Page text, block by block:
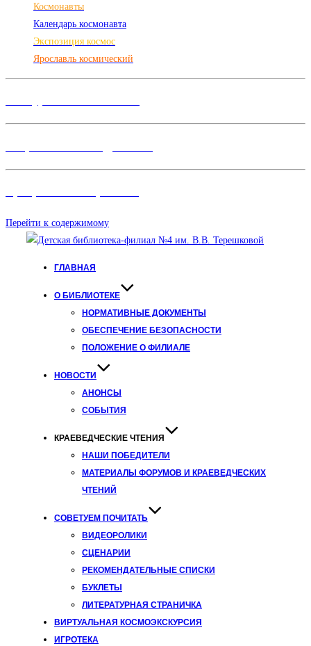
Космонавты
Календарь космонавта
Экспозиция космос
Ярославль космический
Перейти к содержимому
ГЛАВНАЯ
О БИБЛИОТЕКЕ
НОРМАТИВНЫЕ ДОКУМЕНТЫ
ОБЕСПЕЧЕНИЕ БЕЗОПАСНОСТИ
ПОЛОЖЕНИЕ О ФИЛИАЛЕ
НОВОСТИ
АНОНСЫ
СОБЫТИЯ
КРАЕВЕДЧЕСКИЕ ЧТЕНИЯ
НАШИ ПОБЕДИТЕЛИ
МАТЕРИАЛЫ ФОРУМОВ И КРАЕВЕДЧЕСКИХ
ЧТЕНИЙ
СОВЕТУЕМ ПОЧИТАТЬ
ВИДЕОРОЛИКИ
СЦЕНАРИИ
РЕКОМЕНДАТЕЛЬНЫЕ СПИСКИ
БУКЛЕТЫ
ЛИТЕРАТУРНАЯ СТРАНИЧКА
ВИРТУАЛЬНАЯ КОСМОЭКСКУРСИЯ
ИГРОТЕКА